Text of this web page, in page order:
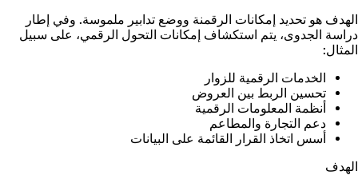
الهدف هو تحديد إمكانات الرقمنة ووضع تدابير ملموسة. وفي إطار
دراسة الجدوى، يتم استكشاف إمكانات التحول الرقمي، على سبيل
المثال:
الخدمات الرقمية للزوار
تحسين الربط بين العروض
أنظمة المعلومات الرقمية
دعم التجارة والمطاعم
أسس اتخاذ القرار القائمة على البيانات
الهدف